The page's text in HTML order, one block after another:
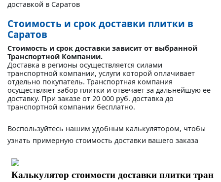
доставкой в Саратов
Стоимость и срок доставки плитки в
Саратов
Стоимость и срок доставки зависит от выбранной
Транспортной Компании.
Доставка в регионы осуществляется силами
транспортной компании, услуги которой оплачивает
отдельно покупатель. Транспортная компания
осуществляет забор плитки и отвечает за дальнейшую ее
доставку. При заказе от 20 000 руб. доставка до
транспортной компании бесплатно.
Воспользуйтесь нашим удобным калькулятором, чтобы
узнать примерную стоимость доставки вашего заказа